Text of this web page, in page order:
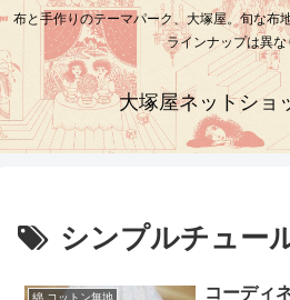
布と手作りのテーマパーク、大塚屋。旬な布
ラインナップは異な
大塚屋ネットショ
シンプルチュー
綿 コットン無地
コーディ